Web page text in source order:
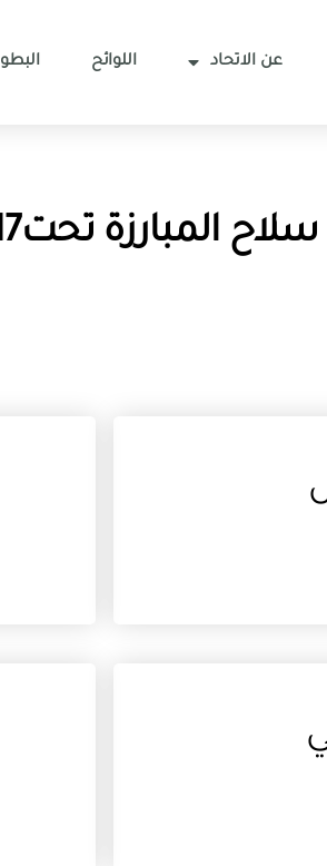
عن الاتحاد اللوائح
سلاح المبارزة تحت17 سنة